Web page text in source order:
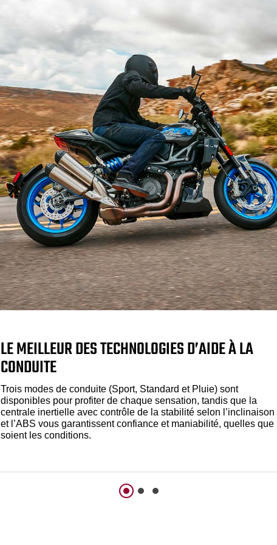
LE MEILLEUR DES TECHNOLOGIES D’AIDE À LA
CONDUITE
Trois modes de conduite (Sport, Standard et Pluie) sont
disponibles pour profiter de chaque sensation, tandis que la
centrale inertielle avec contrôle de la stabilité selon l’inclinaison
et l’ABS vous garantissent confiance et maniabilité, quelles que
soient les conditions.